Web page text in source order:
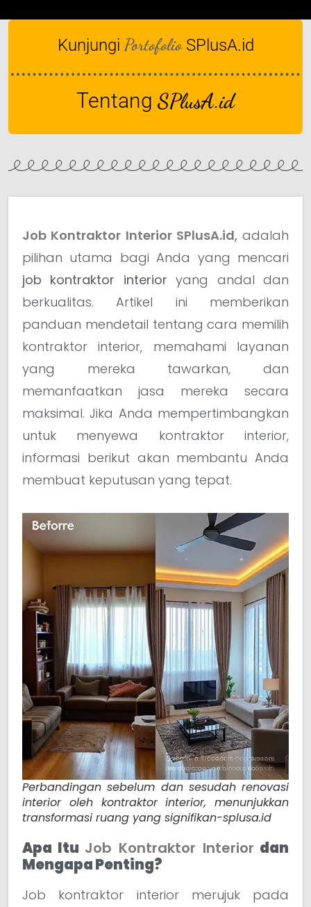
Kunjungi Portofolio SPlusA.id
Tentang SPlusA.id
Job Kontraktor Interior SPlusA.id, adalah
pilihan utama bagi Anda yang mencari
job kontraktor interior yang andal dan
berkualitas. Artikel ini memberikan
panduan mendetail tentang cara memilih
kontraktor interior, memahami layanan
yang mereka tawarkan, dan
memanfaatkan jasa mereka secara
maksimal. Jika Anda mempertimbangkan
untuk menyewa kontraktor interior,
informasi berikut akan membantu Anda
membuat keputusan yang tepat.
Perbandingan sebelum dan sesudah renovasi
interior oleh kontraktor interior, menunjukkan
transformasi ruang yang signifikan-splusa.id
Apa Itu Job Kontraktor Interior dan
Mengapa Penting?
Job kontraktor interior merujuk pada